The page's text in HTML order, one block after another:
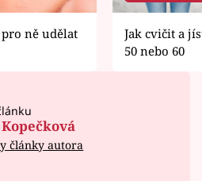
ně udělat
Jak cvičit a
50 nebo 60
články autora